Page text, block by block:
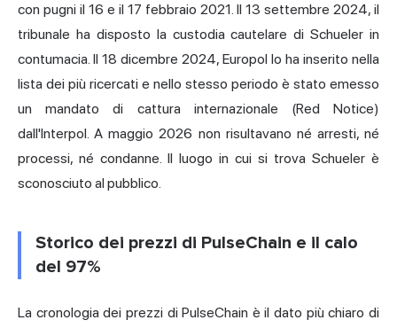
con pugni il 16 e il 17 febbraio 2021. Il 13 settembre 2024, il
tribunale ha disposto la custodia cautelare di Schueler in
contumacia. Il 18 dicembre 2024, Europol lo ha inserito nella
lista dei più ricercati e nello stesso periodo è stato emesso
un mandato di cattura internazionale (Red Notice)
dall'Interpol. A maggio 2026 non risultavano né arresti, né
processi, né condanne. Il luogo in cui si trova Schueler è
sconosciuto al pubblico.
Storico dei prezzi di PulseChain e il calo
del 97%
La cronologia dei prezzi di PulseChain è il dato più chiaro di